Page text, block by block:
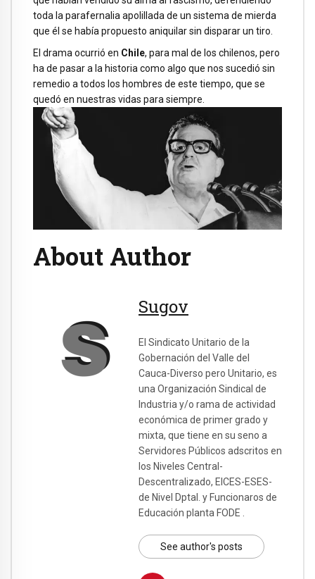
toda la parafernalia apolillada de un sistema de mierda
que él se había propuesto aniquilar sin disparar un tiro.
El drama ocurrió en Chile, para mal de los chilenos, pero
ha de pasar a la historia como algo que nos sucedió sin
remedio a todos los hombres de este tiempo, que se
quedó en nuestras vidas para siempre.
About Author
Sugov
El Sindicato Unitario de la
Gobernación del Valle del
Cauca-Diverso pero Unitario, es
una Organización Sindical de
Industria y/o rama de actividad
económica de primer grado y
mixta, que tiene en su seno a
Servidores Públicos adscritos en
los Niveles Central-
Descentralizado, EICES-ESES-
de Nivel Dptal. y Funcionaros de
Educación planta FODE .
See author's posts